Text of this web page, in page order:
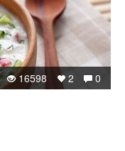
0
2
16598